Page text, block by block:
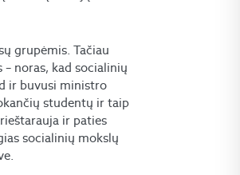
grupėmis. Tačiau
noras, kad socialinių
ir buvusi ministro
studentų ir taip
ir paties
socialinių mokslų